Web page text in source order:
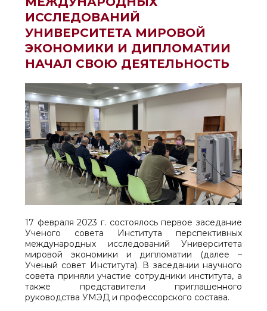
ИССЛЕДОВАНИЙ
УНИВЕРСИТЕТА МИРОВОЙ
ЭКОНОМИКИ И ДИПЛОМАТИИ
НАЧАЛ СВОЮ ДЕЯТЕЛЬНОСТЬ
17 февраля 2023 г. состоялось первое заседание
Ученого совета Института перспективных
международных исследований Университета
мировой экономики и дипломатии (далее –
Ученый совет Института). В заседании научного
совета приняли участие сотрудники института, а
также представители приглашенного
руководства УМЭД и профессорского состава.